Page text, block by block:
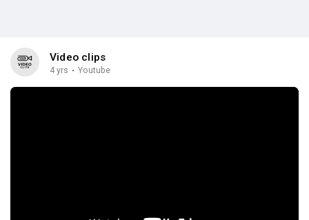
Video clips
4 yrs · Youtube